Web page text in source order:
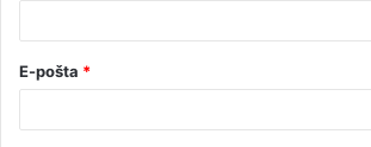
E-pošta *